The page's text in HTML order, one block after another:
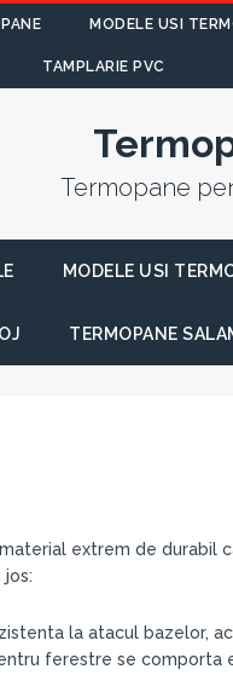
MODELE USI
TAMPLARIE PVC
Termopane
MODELE USI
TERMOPANE
extrem de durabil
la atacul bazelor,
ferestre se comporta